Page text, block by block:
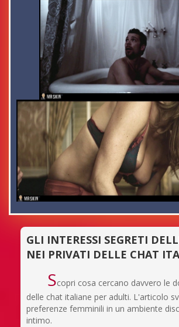
GLI INTERESSI SEGRETI
NEI PRIVATI DELLE CHAT
Scopri cosa cercano davvero le
delle chat italiane per adulti. L'articolo
preferenze femminili in un ambiente
intimo.